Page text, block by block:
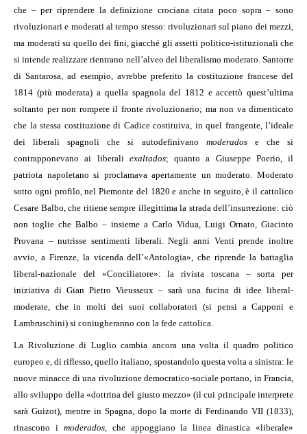
che – per riprendere la definizione crociana citata poco sopra – sono
rivoluzionari e moderati al tempo stesso: rivoluzionari sul piano dei mezzi,
ma moderati su quello dei fini, giacché gli assetti politico-istituzionali che
si intende realizzare rientrano nell’alveo del liberalismo moderato. Santorre
di Santarosa, ad esempio, avrebbe preferito la costituzione francese del
1814 (più moderata) a quella spagnola del 1812 e accettò quest’ultima
soltanto per non rompere il fronte rivoluzionario; ma non va dimenticato
che la stessa costituzione di Cadice costituiva, in quel frangente, l’ideale
dei liberali spagnoli che si autodefinivano moderados e che si
contrapponevano ai liberali exaltados; quanto a Giuseppe Poerio, il
patriota napoletano si proclamava apertamente un moderato. Moderato
sotto ogni profilo, nel Piemonte del 1820 e anche in seguito, è il cattolico
Cesare Balbo, che ritiene sempre illegittima la strada dell’insurrezione: ciò
non toglie che Balbo – insieme a Carlo Vidua, Luigi Ornato, Giacinto
Provana – nutrisse sentimenti liberali. Negli anni Venti prende inoltre
avvio, a Firenze, la vicenda dell’«Antologia», che riprende la battaglia
liberal-nazionale del «Conciliatore»: la rivista toscana – sorta per
iniziativa di Gian Pietro Vieusseux – sarà una fucina di idee liberal-
moderate, che in molti dei suoi collaboratori (si pensi a Capponi e
Lambruschini) si coniugheranno con la fede cattolica.
La Rivoluzione di Luglio cambia ancora una volta il quadro politico
europeo e, di riflesso, quello italiano, spostandolo questa volta a sinistra: le
nuove minacce di una rivoluzione democratico-sociale portano, in Francia,
allo sviluppo della «dottrina del giusto mezzo» (il cui principale interprete
sarà Guizot), mentre in Spagna, dopo la morte di Ferdinando VII (1833),
rinascono i moderados, che appoggiano la linea dinastica «liberale»